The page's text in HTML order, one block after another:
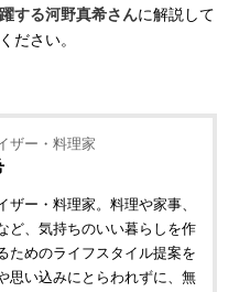
する河野真希さんに解説して
ださい。
ザー・料理家
ザー・料理家。料理や家事、
ど、気持ちのいい暮らしを作
ためのライフスタイル提案を
思い込みにとらわれずに、無